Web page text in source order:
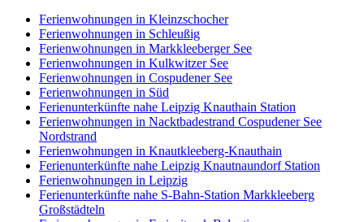
Ferienwohnungen in Kleinzschocher
Ferienwohnungen in Schleußig
Ferienwohnungen in Markkleeberger See
Ferienwohnungen in Kulkwitzer See
Ferienwohnungen in Cospudener See
Ferienwohnungen in Süd
Ferienunterkünfte nahe Leipzig Knauthain Station
Ferienwohnungen in Nacktbadestrand Cospudener See
Nordstrand
Ferienwohnungen in Knautkleeberg-Knauthain
Ferienunterkünfte nahe Leipzig Knautnaundorf Station
Ferienwohnungen in Leipzig
Ferienunterkünfte nahe S-Bahn-Station Markkleeberg
Großstädteln